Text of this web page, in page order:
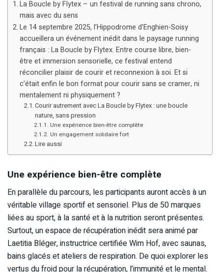
La Boucle by Flytex – un festival de running sans chrono,
mais avec du sens
Le 14 septembre 2025, l’Hippodrome d’Enghien-Soisy
accueillera un événement inédit dans le paysage running
français : La Boucle by Flytex. Entre course libre, bien-
être et immersion sensorielle, ce festival entend
réconcilier plaisir de courir et reconnexion à soi. Et si
c’était enfin le bon format pour courir sans se cramer, ni
mentalement ni physiquement ?
Courir autrement avec La Boucle by Flytex : une boucle
nature, sans pression
Une expérience bien-être complète
Un engagement solidaire fort
Lire aussi
Une expérience bien-être complète
En parallèle du parcours, les participants auront accès à un
véritable village sportif et sensoriel. Plus de 50 marques
liées au sport, à la santé et à la nutrition seront présentes.
Surtout, un espace de récupération inédit sera animé par
Laetitia Bléger, instructrice certifiée Wim Hof, avec saunas,
bains glacés et ateliers de respiration. De quoi explorer les
vertus du froid pour la récupération, l’immunité et le mental.